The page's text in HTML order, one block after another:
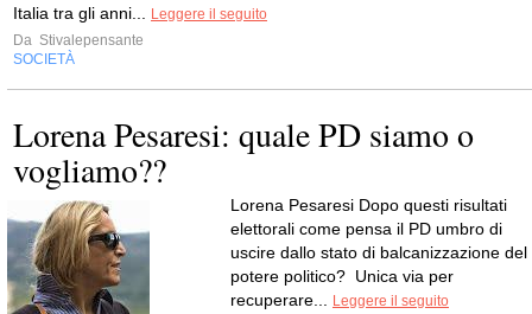
Italia tra gli anni...
Leggere il seguito
Da Stivalepensante
SOCIETÀ
Lorena Pesaresi: quale PD siamo o
vogliamo??
Lorena Pesaresi Dopo questi risultati
elettorali come pensa il PD umbro di
uscire dallo stato di balcanizzazione del
potere politico? Unica via per
recuperare...
Leggere il seguito